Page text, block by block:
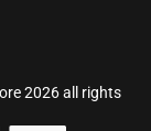
2026 all rights